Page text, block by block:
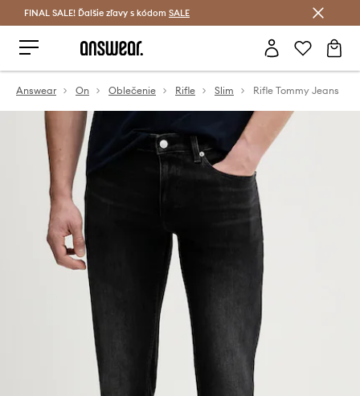
Šetrite s Answear Club >
FINAL SALE! Ďalšie zľavy s kódom SALE
Answear On Oblečenie Rifle Slim Rifle Tommy Jeans